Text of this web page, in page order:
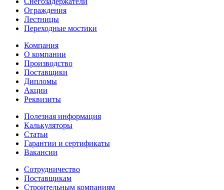
Ограждения
Лестницы
Переходные мостики
Компания
О компании
Производство
Поставщики
Дипломы
Акции
Реквизиты
Полезная информация
Калькуляторы
Статьи
Гарантии и сертификаты
Вакансии
Сотрудничество
Поставщикам
Строительным компаниям